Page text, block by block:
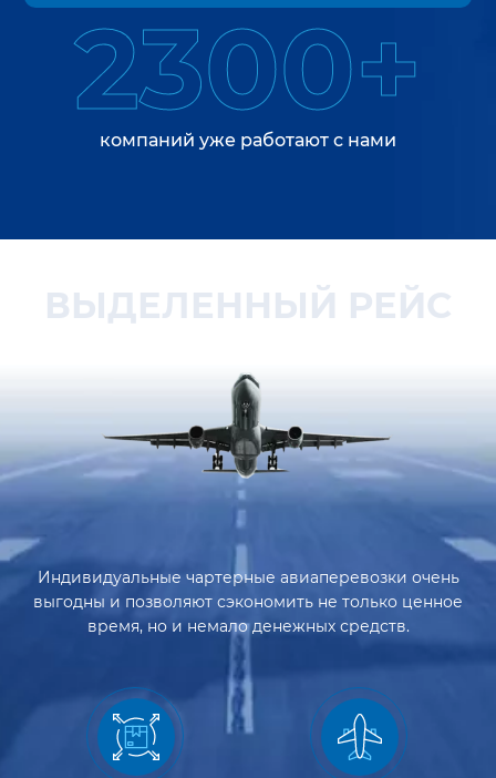
2300+
компаний уже работают с нами
ВЫДЕЛЕННЫЙ РЕЙС
Индивидуальные чартерные авиаперевозки очень
выгодны и позволяют сэкономить не только ценное
время, но и немало денежных средств.